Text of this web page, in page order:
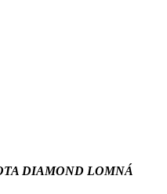
DIAMOND LOMNÁ